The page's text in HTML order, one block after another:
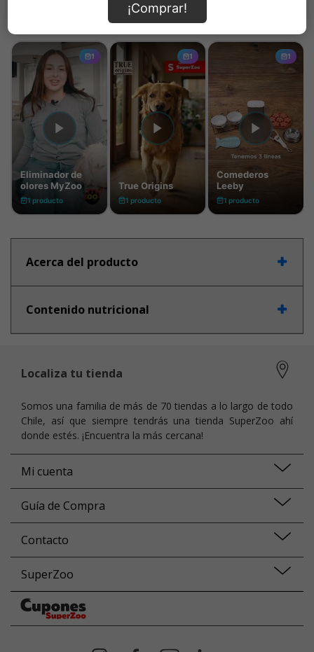
Acerca del producto
Contenido nutricional
¡Comprar!
Localiza tu tienda
Somos una familia de más de 70 tiendas a lo largo de todo
Chile, así que siempre tendrás una tienda SuperZoo ahí
donde estés. ¡Encuentra la más cercana!
Mi cuenta
Guía de Compra
Contacto
SuperZoo